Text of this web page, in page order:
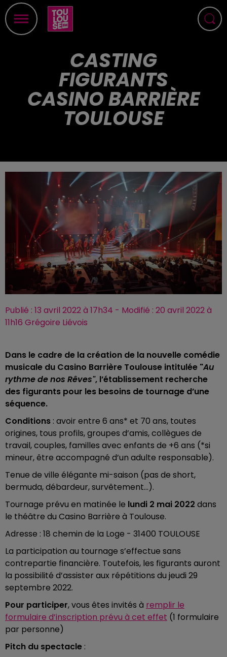
CASTING
FIGURANTS
CASINO BARRIÈRE
TOULOUSE
Publié : 13 avril 2022 à 17h34 - Modifié : 20 avril 2022 à
11h16 Grégoire Liévois
Dans le cadre de la création de la nouvelle comédie
musicale du Casino Barrière Toulouse intitulée "Au
rythme de nos Rêves", l’établissement recherche
des figurants pour les besoins de tournage d’une
séquence.
Conditions : avoir entre 6 ans* et 70 ans, toutes
origines, tous profils, groupes d’amis, collègues de
travail, couples, familles avec enfants de +6 ans (*si
mineur, être accompagné d’un adulte responsable).
Tenue de ville élégante mi-saison (pas de short,
bermuda, débardeur, survêtement...).
Tournage prévu en matinée le lundi 2 mai 2022 dans
le théâtre du Casino Barrière à Toulouse.
Adresse : 18 chemin de la Loge - 31400 TOULOUSE
La participation au tournage s’effectue sans
contrepartie financière. Toutefois, les figurants auront
la possibilité d’assister aux répétitions du jeudi 29
septembre 2022.
Pour participer, vous êtes invités à remplir le
formulaire d’inscription prévu à cet effet (1 formulaire
par personne)
Pitch du spectacle :